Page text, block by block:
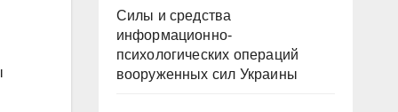
Силы и средства
информационно-
психологических операций
вооруженных сил Украины